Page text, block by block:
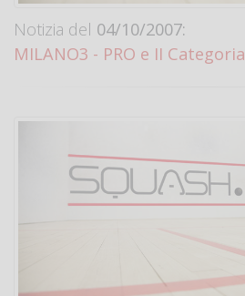
Notizia del 04/10/2007:
MILANO3 - PRO e II Categoria